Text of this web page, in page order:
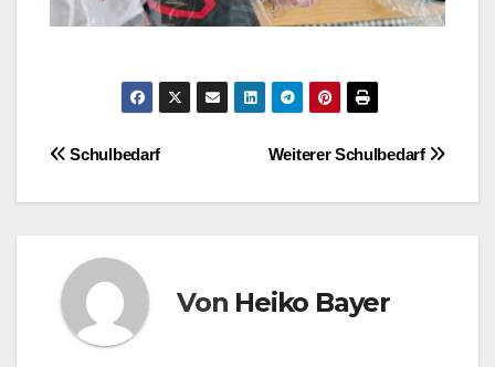
Beitragsnavigation
Weiterer Schulbedarf
Schulbedarf
Von Heiko Bayer